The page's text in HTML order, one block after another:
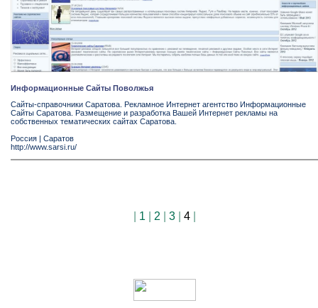
Информационные Сайты Поволжья
Сайты-справочники Саратова. Рекламное Интернет агентство Информационные
Сайты Саратова. Размещение и разработка Вашей Интернет рекламы на
собственных тематических сайтах Саратова.
Россия | Саратов
http://www.sarsi.ru/
1 2 3| 4|